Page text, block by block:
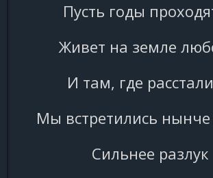
Пусть годы
Живет на земле
И там, где
Мы встретились
Сильнее разлук